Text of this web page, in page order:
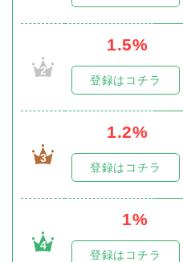
2
1.5%
登録はコチラ
3
1.2%
登録はコチラ
4
1%
登録はコチラ